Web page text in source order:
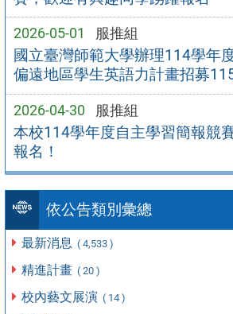
2026-05-01 服推組
國立臺灣師範大學辦理114學年
偏遠地區學生英語力計畫招募
2026-04-30 服推組
本校114學年度自主學習簡報競
報名！
依公告類別彙總
最新消息 ( 4,533 )
精進計畫 ( 20 )
校內藝文展演 ( 14 )